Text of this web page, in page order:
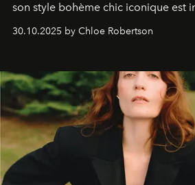
son style bohème chic iconique est
30.10.2025 by Chloe Robertson